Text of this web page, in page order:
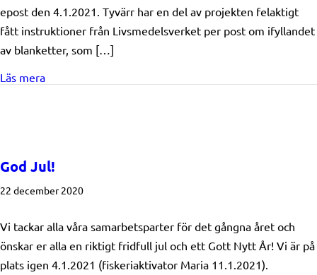
epost den 4.1.2021. Tyvärr har en del av projekten felaktigt
fått instruktioner från Livsmedelsverket per post om ifyllandet
av blanketter, som […]
Läs meraabout Alla pågående projekt bör fylla i
God Jul!
22 december 2020
Vi tackar alla våra samarbetsparter för det gångna året och
önskar er alla en riktigt fridfull jul och ett Gott Nytt År! Vi är på
plats igen 4.1.2021 (fiskeriaktivator Maria 11.1.2021).